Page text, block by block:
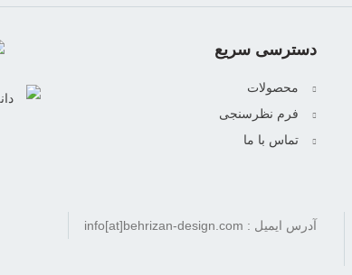
دسترسی سریع
محصولات
فرم نظرسنجی
تماس با ما
آدرس ایمیل : info[at]behrizan-design.com